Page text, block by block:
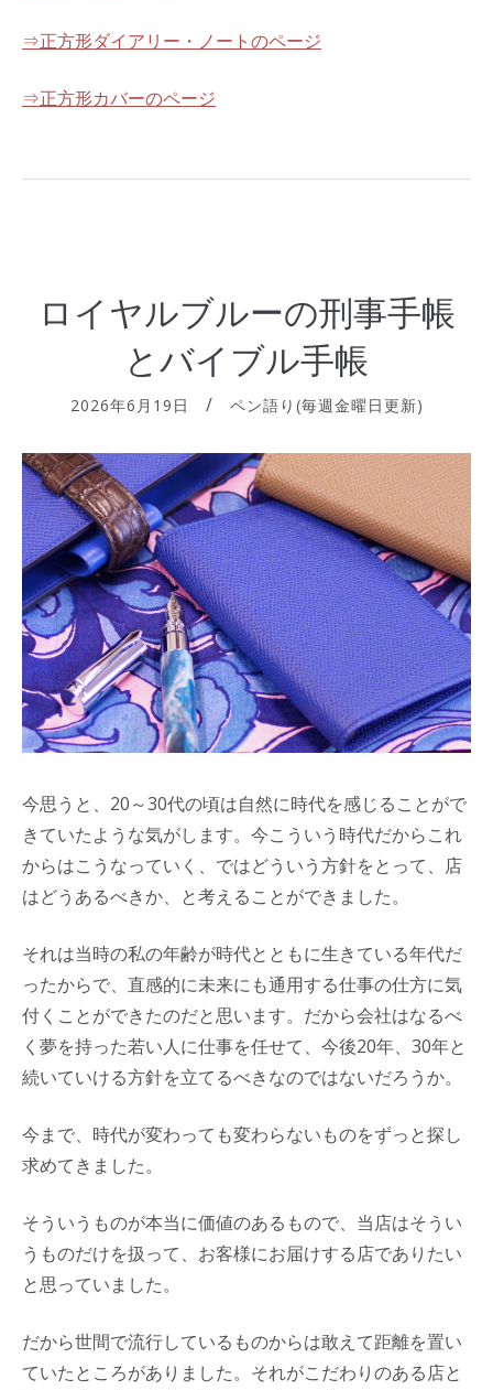
⇒正方形ダイアリー・ノートのページ
⇒正方形カバーのページ
ロイヤルブルーの刑事手帳
とバイブル手帳
2026年6月19日 ペン語り(毎週金曜日更新)
今思うと、20～30代の頃は自然に時代を感じることがで
きていたような気がします。今こういう時代だからこれ
からはこうなっていく、ではどういう方針をとって、店
はどうあるべきか、と考えることができました。
それは当時の私の年齢が時代とともに生きている年代だ
ったからで、直感的に未来にも通用する仕事の仕方に気
付くことができたのだと思います。だから会社はなるべ
く夢を持った若い人に仕事を任せて、今後20年、30年と
続いていける方針を立てるべきなのではないだろうか。
今まで、時代が変わっても変わらないものをずっと探し
求めてきました。
そういうものが本当に価値のあるもので、当店はそうい
うものだけを扱って、お客様にお届けする店でありたい
と思っていました。
だから世間で流行しているものからは敢えて距離を置い
ていたところがありました。それがこだわりのある店と